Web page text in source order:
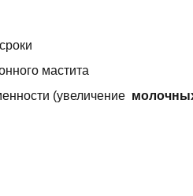
мастита
(увеличение